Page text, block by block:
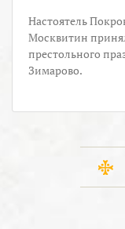
Настоятель
Москвитин
престольного
Зимарово.